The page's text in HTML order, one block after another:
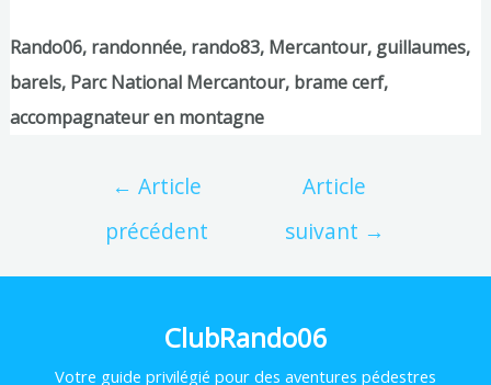
Rando06, randonnée, rando83, Mercantour, guillaumes,
barels, Parc National Mercantour, brame cerf,
accompagnateur en montagne
← Article
précédent
Article
suivant →
ClubRando06
Votre guide privilégié pour des aventures pédestres